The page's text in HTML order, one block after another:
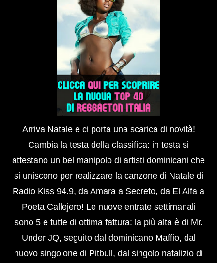
Arriva Natale e ci porta una scarica di novità!
Cambia la testa della classifica: in testa si
attestano un bel manipolo di artisti dominicani che
si uniscono per realizzare la canzone di Natale di
Radio Kiss 94.9, da Amara a Secreto, da El Alfa a
Poeta Callejero! Le nuove entrate settimanali
sono 5 e tutte di ottima fattura: la più alta è di Mr.
Under JQ, seguito dal dominicano Maffio, dal
nuovo singolone di Pitbull, dal singolo natalizio di